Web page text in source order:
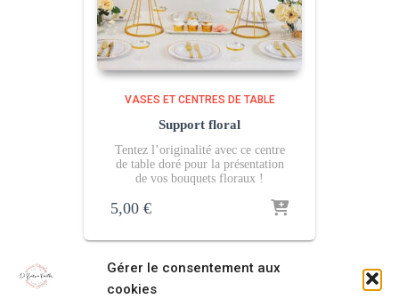
Gérer le consentement aux
cookies
VASES ET CENTRES DE TABLE
Support floral
Tentez l’originalité avec ce centre
de table doré pour la présentation
de vos bouquets floraux !
5,00 €